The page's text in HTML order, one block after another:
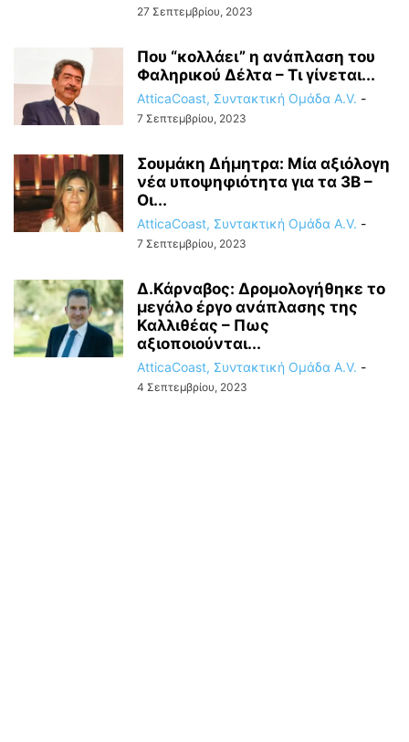
27 Σεπτεμβρίου, 2023
Που “κολλάει” η ανάπλαση του
Φαληρικού Δέλτα – Τι γίνεται...
AtticaCoast, Συντακτική Ομάδα A.V. -
7 Σεπτεμβρίου, 2023
Σουμάκη Δήμητρα: Μία αξιόλογη
νέα υποψηφιότητα για τα 3Β –
Οι...
AtticaCoast, Συντακτική Ομάδα A.V. -
7 Σεπτεμβρίου, 2023
Δ.Κάρναβος: Δρομολογήθηκε το
μεγάλο έργο ανάπλασης της
Καλλιθέας – Πως
αξιοποιούνται...
AtticaCoast, Συντακτική Ομάδα A.V. -
4 Σεπτεμβρίου, 2023